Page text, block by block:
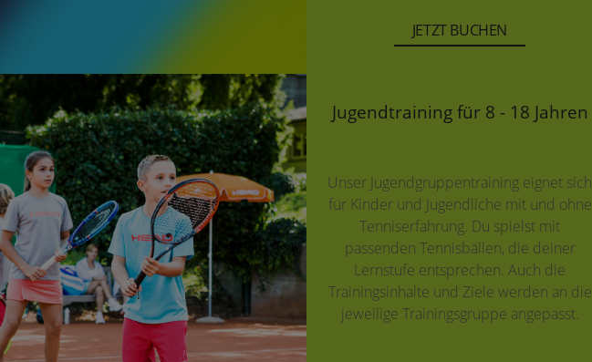
JETZT BUCHEN
Jugendtraining für 8 - 18 Jahren
Unser Jugendgruppentraining eignet sich
für Kinder und Jugendliche mit und ohne
Tenniserfahrung. Du spielst mit
passenden Tennisbällen, die deiner
Lernstufe entsprechen. Auch die
Trainingsinhalte und Ziele werden an die
jeweilige Trainingsgruppe angepasst.